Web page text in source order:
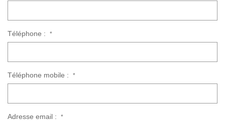
Téléphone : *
Téléphone mobile : *
Adresse email : *